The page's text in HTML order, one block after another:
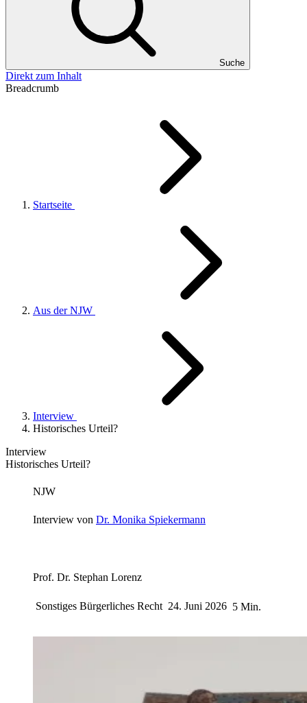
Suche
Direkt zum Inhalt
Breadcrumb
Startseite
Aus der NJW
Interview
Historisches Urteil?
Interview
Historisches Urteil?
NJW
Interview von Dr. Monika Spiekermann
Prof. Dr. Stephan Lorenz
Sonstiges Bürgerliches Recht 24. Juni 2026 5 Min.